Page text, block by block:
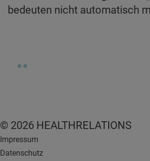
bedeuten nicht automatisch
© 2026 HEALTHRELATIONS
Impressum
Datenschutz